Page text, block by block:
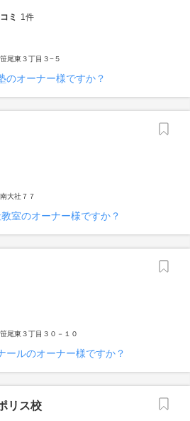
ミ 1件
尾東３丁目３−５
のオーナー様ですか？
大社７７
室のオーナー様ですか？
尾東３丁目３０－１０
ールのオーナー様ですか？
リス校